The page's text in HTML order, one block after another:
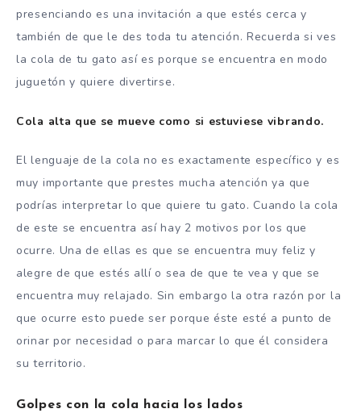
presenciando es una invitación a que estés cerca y
también de que le des toda tu atención. Recuerda si ves
la cola de tu gato así es porque se encuentra en modo
juguetón y quiere divertirse.
Cola alta que se mueve como si estuviese vibrando.
El lenguaje de la cola no es exactamente específico y es
muy importante que prestes mucha atención ya que
podrías interpretar lo que quiere tu gato. Cuando la cola
de este se encuentra así hay 2 motivos por los que
ocurre. Una de ellas es que se encuentra muy feliz y
alegre de que estés allí o sea de que te vea y que se
encuentra muy relajado. Sin embargo la otra razón por la
que ocurre esto puede ser porque éste esté a punto de
orinar por necesidad o para marcar lo que él considera
su territorio.
Golpes con la cola hacia los lados